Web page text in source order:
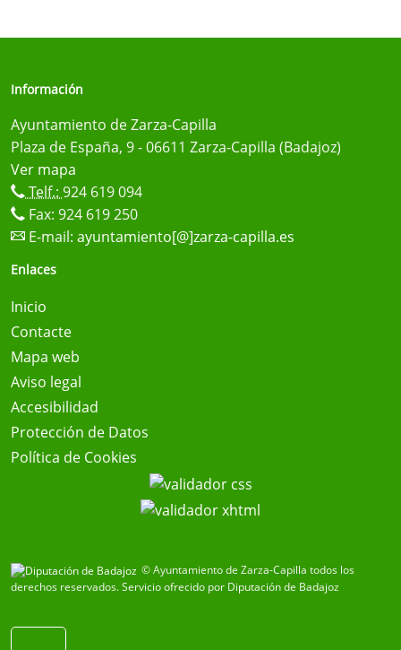
Información
Ayuntamiento de Zarza-Capilla
Plaza de España, 9 - 06611 Zarza-Capilla (Badajoz)
Ver mapa
Telf.: 924 619 094
Fax: 924 619 250
E-mail: ayuntamiento[@]zarza-capilla.es
Enlaces
Inicio
Contacte
Mapa web
Aviso legal
Accesibilidad
Protección de Datos
Política de Cookies
© Ayuntamiento de Zarza-Capilla todos los
derechos reservados.Servicio ofrecido por Diputación de Badajoz